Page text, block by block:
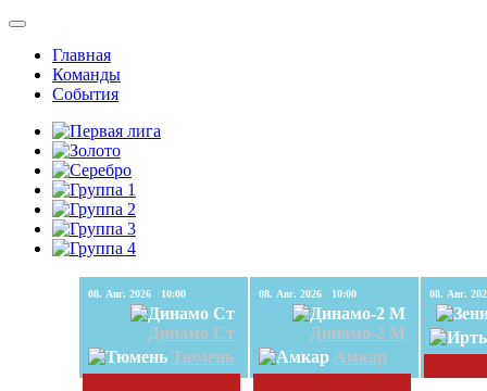
Главная
Команды
События
08. Авг. 2026 10:00
Динамо Ст
Тюмень
08. Авг. 2026 10:00
Динамо-2 М
Амкар